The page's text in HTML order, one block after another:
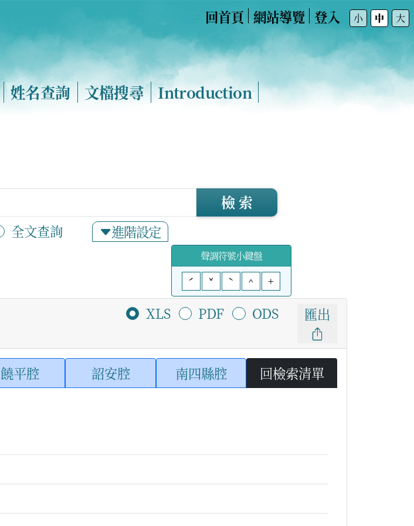
回首頁 網站導覽 登入 小 中 大
姓名查詢 文檔搜尋 Introduction
全文查詢 進階設定
檢 索
聲調符號小鍵盤
ˊ
ˇ ˋ ^ +
XLS PDF ODS 匯出
饒平腔 詔安腔 南四縣腔 回檢索清單